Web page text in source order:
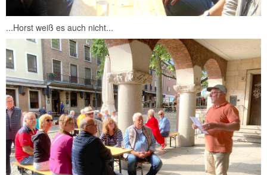
...Horst weiß es auch nicht...